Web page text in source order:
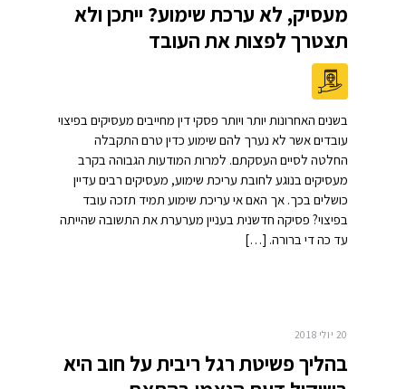
מעסיק, לא ערכת שימוע? ייתכן ולא
תצטרך לפצות את העובד
בשנים האחרונות יותר ויותר פסקי דין מחייבים מעסיקים בפיצוי
עובדים אשר לא נערך להם שימוע כדין טרם התקבלה
החלטה לסיים העסקתם. למרות המודעות הגבוהה בקרב
מעסיקים בנוגע לחובת עריכת שימוע, מעסיקים רבים עדיין
כושלים בכך. אך האם אי עריכת שימוע תמיד תזכה עובד
בפיצוי? פסיקה חדשנית בעניין מערערת את התשובה שהייתה
עד כה די ברורה. […]
20 יולי 2018
בהליך פשיטת רגל ריבית על חוב היא